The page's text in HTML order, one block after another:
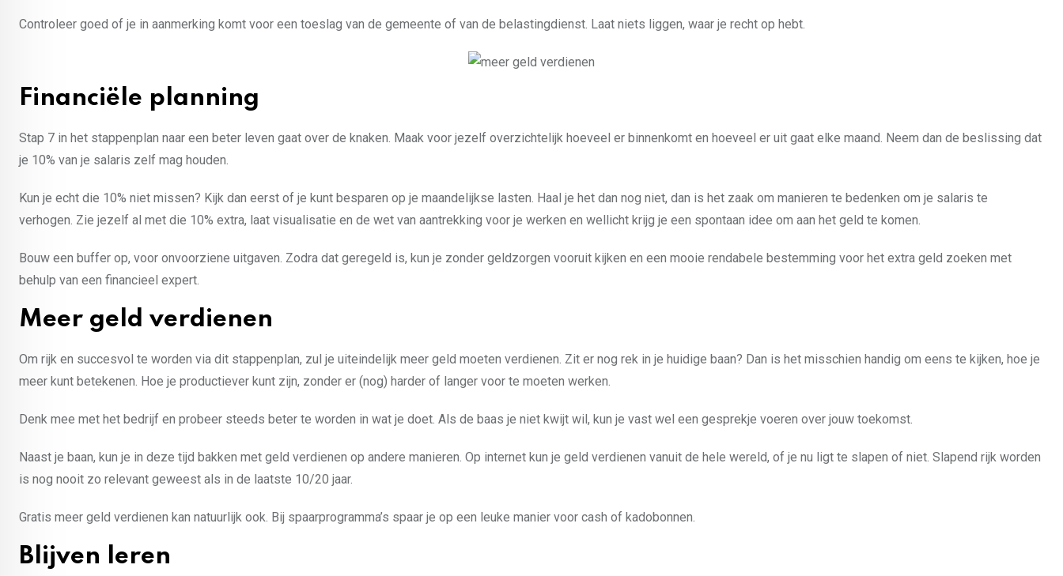
Controleer goed of je in aanmerking komt voor een toeslag van de gemeente of van de belastingdienst. Laat niets liggen, waar je recht op hebt.
Financiële planning
Stap 7 in het stappenplan naar een beter leven gaat over de knaken. Maak voor jezelf overzichtelijk hoeveel er binnenkomt en hoeveel er uit gaat elke maand. Neem dan de beslissing dat
je 10% van je salaris zelf mag houden.
Kun je echt die 10% niet missen? Kijk dan eerst of je kunt besparen op je maandelijkse lasten. Haal je het dan nog niet, dan is het zaak om manieren te bedenken om je salaris te
verhogen. Zie jezelf al met die 10% extra, laat visualisatie en de wet van aantrekking voor je werken en wellicht krijg je een spontaan idee om aan het geld te komen.
Bouw een buffer op, voor onvoorziene uitgaven. Zodra dat geregeld is, kun je zonder geldzorgen vooruit kijken en een mooie rendabele bestemming voor het extra geld zoeken met
behulp van een financieel expert.
Meer geld verdienen
Om rijk en succesvol te worden via dit stappenplan, zul je uiteindelijk meer geld moeten verdienen. Zit er nog rek in je huidige baan? Dan is het misschien handig om eens te kijken, hoe je
meer kunt betekenen. Hoe je productiever kunt zijn, zonder er (nog) harder of langer voor te moeten werken.
Denk mee met het bedrijf en probeer steeds beter te worden in wat je doet. Als de baas je niet kwijt wil, kun je vast wel een gesprekje voeren over jouw toekomst.
Naast je baan, kun je in deze tijd bakken met geld verdienen op andere manieren. Op internet kun je geld verdienen vanuit de hele wereld, of je nu ligt te slapen of niet. Slapend rijk worden
is nog nooit zo relevant geweest als in de laatste 10/20 jaar.
Gratis meer geld verdienen kan natuurlijk ook. Bij spaarprogramma’s spaar je op een leuke manier voor cash of kadobonnen.
Blijven leren